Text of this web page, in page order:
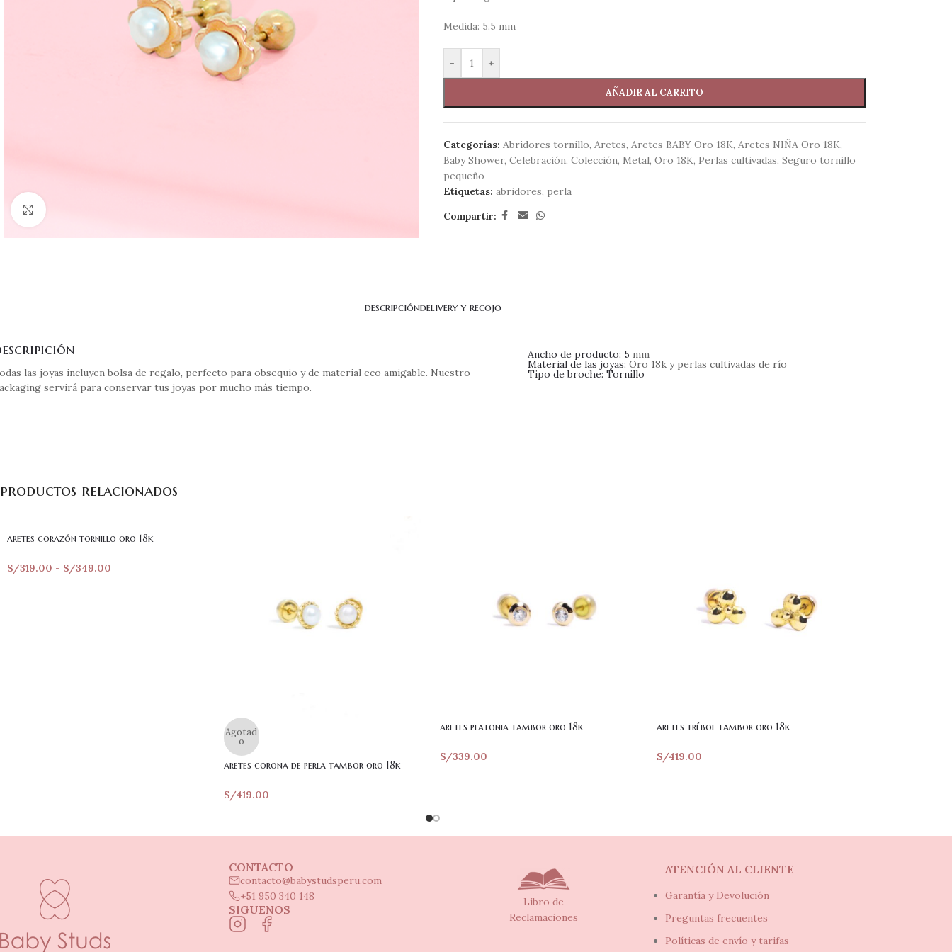
Medida: 5.5 mm
- +
AÑADIR AL CARRITO
Categorías: Abridores tornillo, Aretes, Aretes BABY Oro 18K, Aretes NIÑA Oro 18K,
Baby Shower, Celebración, Colección, Metal, Oro 18K, Perlas cultivadas, Seguro tornillo
pequeño
Etiquetas: abridores, perla
Compartir:
descripcióndelivery y recojo
las joyas incluyen bolsa de regalo, perfecto para obsequio y de material eco amigable. Nuestro
servirá para conservar tus joyas por mucho más tiempo.
Ancho de producto: 5 mm
Material de las joyas: Oro 18k y perlas cultivadas de río
Tipo de broche: Tornillo
productos relacionados
aretes corazón tornillo oro 18k
S/319.00 - S/349.00
Agotad
o
aretes corona de perla tambor oro 18k
S/419.00
aretes platonia tambor oro 18k
S/339.00
aretes trébol tambor oro 18k
S/419.00
CONTACTO
contacto@babystudsperu.com
+51 950 340 148
SIGUENOS
Libro de
Reclamaciones
ATENCIÓN AL CLIENTE
Garantía y Devolución
Preguntas frecuentes
Políticas de envío y tarifas